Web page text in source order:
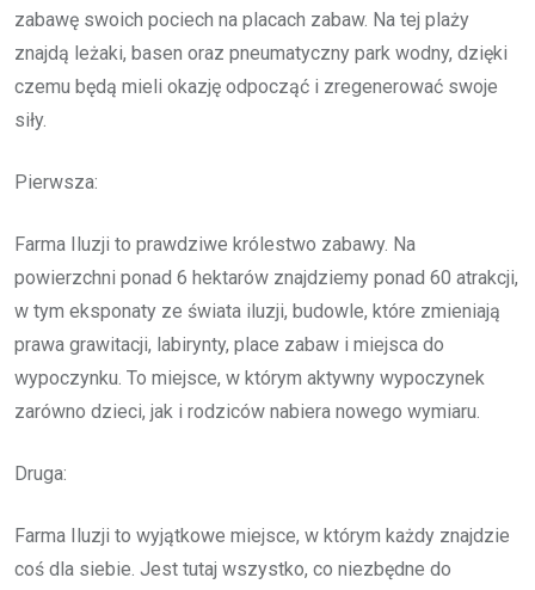
zabawę swoich pociech na placach zabaw. Na tej plaży
znajdą leżaki, basen oraz pneumatyczny park wodny, dzięki
czemu będą mieli okazję odpocząć i zregenerować swoje
siły.
Pierwsza:
Farma Iluzji to prawdziwe królestwo zabawy. Na
powierzchni ponad 6 hektarów znajdziemy ponad 60 atrakcji,
w tym eksponaty ze świata iluzji, budowle, które zmieniają
prawa grawitacji, labirynty, place zabaw i miejsca do
wypoczynku. To miejsce, w którym aktywny wypoczynek
zarówno dzieci, jak i rodziców nabiera nowego wymiaru.
Druga:
Farma Iluzji to wyjątkowe miejsce, w którym każdy znajdzie
coś dla siebie. Jest tutaj wszystko, co niezbędne do